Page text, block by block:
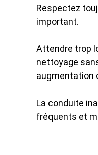
Respectez
important.
Attendre trop
nettoyage
augmentation
La conduite
fréquents et